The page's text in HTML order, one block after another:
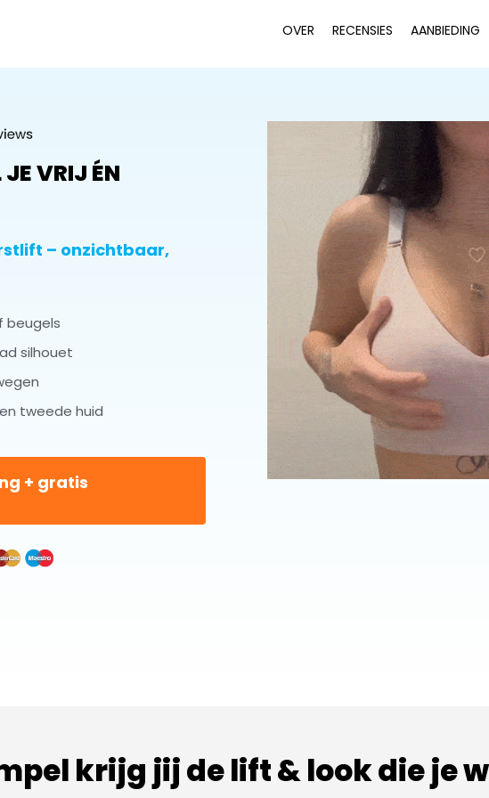
OVER RECENSIES AANBIEDING
VRIJ ÉN
– onzichtbaar,
beugels
silhouet
tweede huid
+ gratis
krijg jij de lift & look die je